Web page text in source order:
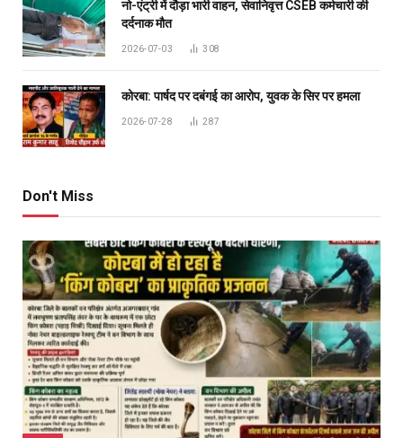
नो-एंट्री में दौड़ा भारी वाहन, सेवानिवृत्त CSEB कर्मचारी की
दर्दनाक मौत
2026-07-03 308
कोरबा: पार्षद पर दबंगई का आरोप, युवक के सिर पर हमला
2026-07-28 287
Don't Miss